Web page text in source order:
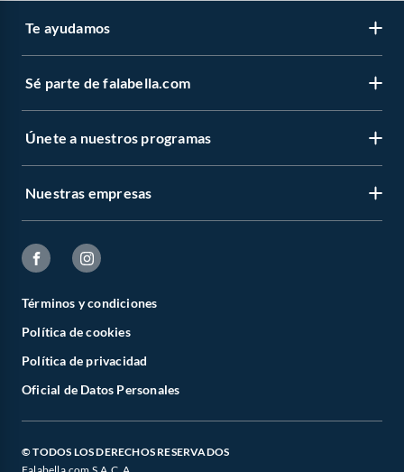
Te ayudamos
Sé parte de falabella.com
Únete a nuestros programas
Nuestras empresas
Términos y condiciones
Política de cookies
Política de privacidad
Oficial de Datos Personales
© TODOS LOS DERECHOS RESERVADOS